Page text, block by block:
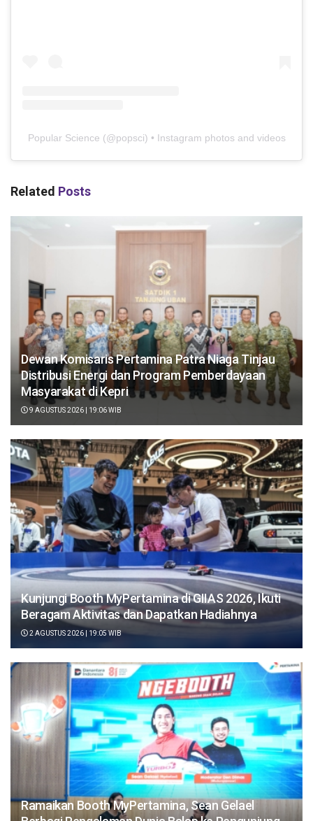
Popular Science (@popsci) • Instagram photos and videos
Related Posts
Dewan Komisaris Pertamina Patra Niaga Tinjau
Distribusi Energi dan Program Pemberdayaan
Masyarakat di Kepri
9 AGUSTUS 2026 | 19:06 WIB
Kunjungi Booth MyPertamina di GIIAS 2026, Ikuti
Beragam Aktivitas dan Dapatkan Hadiahnya
2 AGUSTUS 2026 | 19:05 WIB
Ramaikan Booth MyPertamina, Sean Gelael